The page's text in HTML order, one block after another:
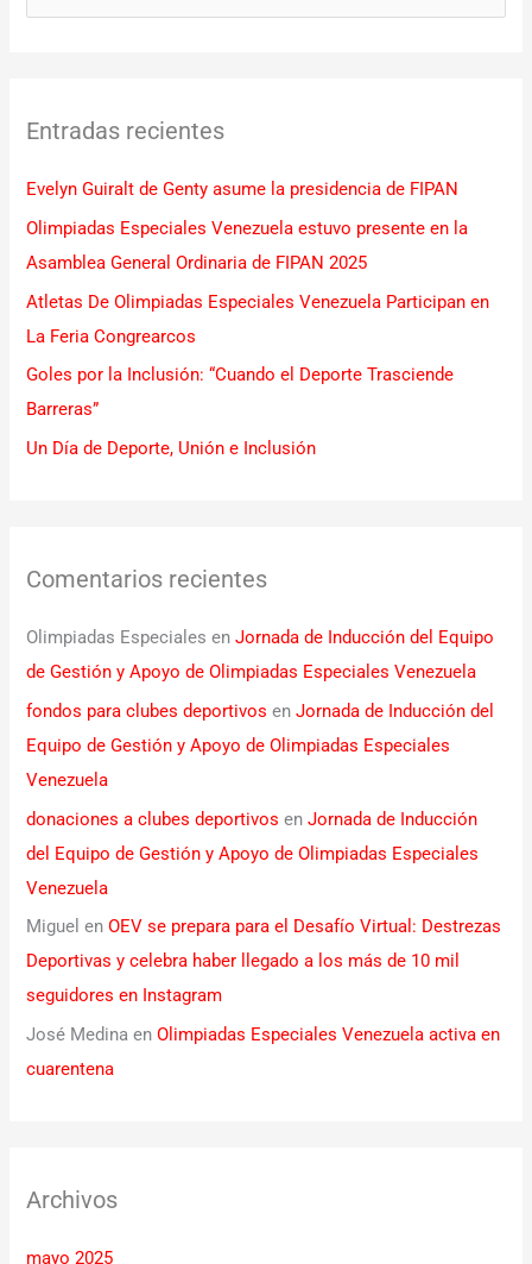
a
p
o
r
:
Entradas recientes
Evelyn Guiralt de Genty asume la presidencia de FIPAN
Olimpiadas Especiales Venezuela estuvo presente en la
Asamblea General Ordinaria de FIPAN 2025
Atletas De Olimpiadas Especiales Venezuela Participan en
La Feria Congrearcos
Goles por la Inclusión: “Cuando el Deporte Trasciende
Barreras”
Un Día de Deporte, Unión e Inclusión
Comentarios recientes
Olimpiadas Especiales enJornada de Inducción del Equipo
de Gestión y Apoyo de Olimpiadas Especiales Venezuela
fondos para clubes deportivos enJornada de Inducción del
Equipo de Gestión y Apoyo de Olimpiadas Especiales
Venezuela
donaciones a clubes deportivos enJornada de Inducción
del Equipo de Gestión y Apoyo de Olimpiadas Especiales
Venezuela
Miguel enOEV se prepara para el Desafío Virtual: Destrezas
Deportivas y celebra haber llegado a los más de 10 mil
seguidores en Instagram
José Medina enOlimpiadas Especiales Venezuela activa en
cuarentena
Archivos
mayo 2025